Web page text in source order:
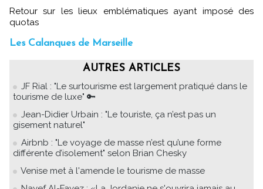
Retour sur les lieux emblématiques ayant imposé des
quotas
Les Calanques de Marseille
AUTRES ARTICLES
JF Rial : "Le surtourisme est largement pratiqué dans le
tourisme de luxe" 🔑
Jean-Didier Urbain : "Le touriste, ça n’est pas un
gisement naturel"
Airbnb : "Le voyage de masse n’est qu’une forme
différente d’isolement" selon Brian Chesky
Venise met à l'amende le tourisme de masse